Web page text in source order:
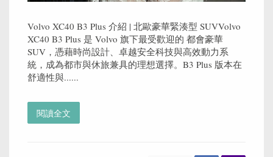
Volvo XC40 B3 Plus 介紹 | 北歐豪華緊湊型 SUVVolvo
XC40 B3 Plus 是 Volvo 旗下最受歡迎的 都會豪華
SUV，憑藉時尚設計、卓越安全科技與高效動力系
統，成為都市與休旅兼具的理想選擇。B3 Plus 版本在
舒適性與......
閱讀全文